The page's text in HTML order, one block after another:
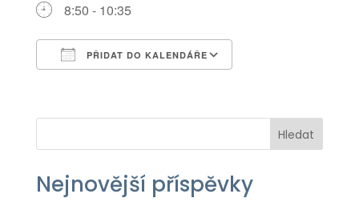
8:50 - 10:35
PŘIDAT DO KALENDÁŘE
Hledat
Nejnovější příspěvky